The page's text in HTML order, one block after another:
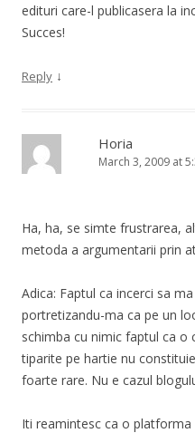
edituri care-l publicasera la
Succes!
Reply ↓
Horia
March 3, 2009 at
Ha, ha, se simte frustrarea,
metoda a argumentarii prin
Adica: Faptul ca incerci sa
portretizandu-ma ca pe un
schimba cu nimic faptul ca o
tiparite pe hartie nu
foarte rare. Nu e cazul
Iti reamintesc ca o platforma